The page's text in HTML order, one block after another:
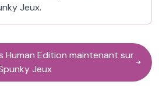
Jeux.
Human Edition maintenant sur
Jeux